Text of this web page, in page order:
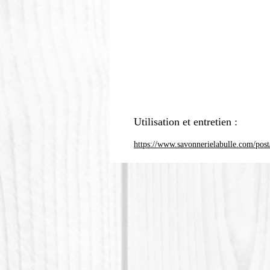
Utilisation et entretien :
https://www.savonnerielabulle.com/